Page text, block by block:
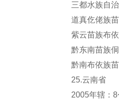
三都水族自
道真仡佬族
紫云苗族布
黔东南苗族
黔南布依族
25.云南省
2005年辖：